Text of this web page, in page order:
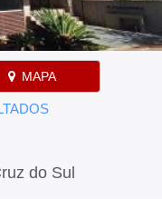
MAPA
do Sul